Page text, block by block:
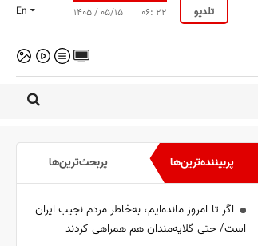
En ۱۴۰۵ / ۰۵/۱۵ ۰۶: ۲۲ تلدیو
پربیننده‌ترین‌ها پربحث‌ترین‌ها
اگر تا امروز مانده‌ایم، به‌خاطر مردم نجیب ایران
است/ حتی گلایه‌مندان هم همراهی کردند